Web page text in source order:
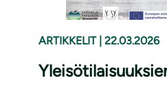
ARTIKKELIT 22.03.2026